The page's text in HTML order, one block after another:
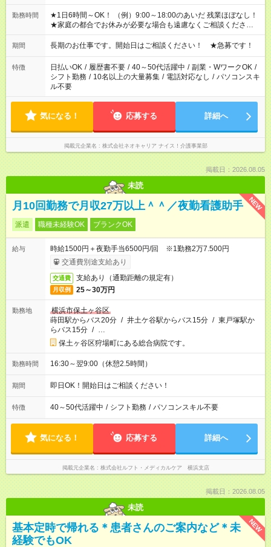
勤務時間
★1日6時間～OK！ （例）9:00～18:00のあいだ 残業ほぼなし！
★家庭の都合でお休みが必要な場合も遠慮なくご相談ください。
※シフトはご希望に合わせて調整可能です。 その他、 ＊週4日・
1日7時間 ＊日勤のみ ＊土日休み ＊午前だけ・午後だけ ＊平日
仕事をご紹介できます！ 登録の際に、あなたのご希望をお聞か
せください。
期間 長期のお仕事です。開始日はご相談ください！ ★急募です！
特徴 日払いOK / 履歴書不要 / 40～50代活躍中 / 副業・WワークOK /
シフト勤務 / 10名以上の大量募集 / 電話対応なし / パソコンスキ
ル不要
気になる！ 応募する 詳細へ
掲載元企業名 株式会社ネオキャリア ナイス！介護事業部
掲載日：2026.08.05
未読
NEW
月10回勤務で月収27万以上＾＾／夜勤看護助手
派遣 職種未経験OK ブランクOK
給与
時給1500円＋夜勤手当6500円/回 ※1勤務2万7.500円
交通費別途支給あり
交通費 支給あり（通勤距離の規定有）
月収例 25～30万円
勤務地
横浜市保土ヶ谷区
蒔田駅からバス20分 / 井土ケ谷駅からバス15分 / 東戸塚駅か
らバス15分 / …
保土ヶ谷区狩場町にある総合病院です。
勤務時間 16:30～翌9:00（休憩2.5時間）
期間 即日OK！開始日はご相談ください！
特徴 40～50代活躍中 / シフト勤務 / パソコンスキル不要
気になる！ 応募する 詳細へ
掲載元企業名 株式会社ルフト・メディカルケア 横浜支店
掲載日：2026.08.05
未読
NEW
基本定時で帰れる＊患者さんのご案内など＊未
経験でもOK